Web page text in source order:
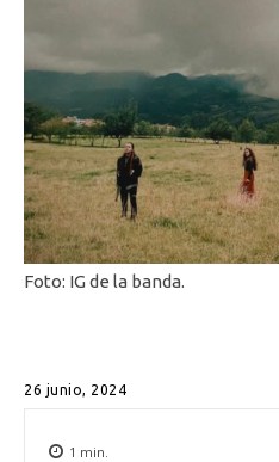
Foto: IG de la banda.
26 junio, 2024
1 min.